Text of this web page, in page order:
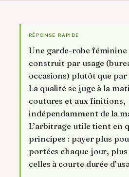
RÉPONSE RAPIDE
Une garde-robe féminine
construit par usage
occasions) plutôt que
La qualité se juge à la
coutures et aux finitions,
indépendamment de la
L’arbitrage utile tient en
principes : payer plus
portées chaque jour,
celles à courte durée